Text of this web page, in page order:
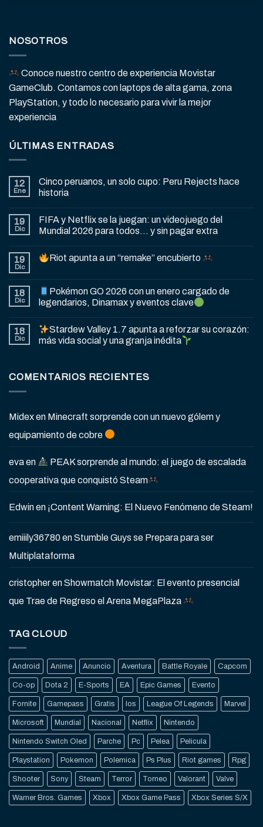
NOSOTROS
Conoce nuestro centro de experiencia Movistar
GameClub. Contamos con laptops de alta gama, zona
PlayStation, y todo lo necesario para vivir la mejor
experiencia
ÚLTIMAS ENTRADAS
12
Ene
Cinco peruanos, un solo cupo: Peru Rejects hace
historia
19
Dic
FIFA y Netflix se la juegan: un videojuego del
Mundial 2026 para todos… y sin pagar extra
19
Dic
Riot apunta a un “remake” encubierto
18
Dic
Pokémon GO 2026 con un enero cargado de
legendarios, Dinamax y eventos clave
18
Dic
Stardew Valley 1.7 apunta a reforzar su corazón:
más vida social y una granja inédita
COMENTARIOS RECIENTES
Midexen Minecraft sorprende con un nuevo gólem y
equipamiento de cobre
evaen
PEAK sorprende al mundo: el juego de escalada
cooperativa que conquistó Steam
Edwinen ¡Content Warning: El Nuevo Fenómeno de Steam!
emiiily36780enStumble Guys se Prepara para ser
Multiplataforma
cristopherenShowmatch Movistar: El evento presencial
que Trae de Regreso el Arena MegaPlaza
TAG CLOUD
Android Anime Anuncio Aventura Battle Royale Capcom
Co-op Dota 2 E-Sports EA Epic Games Evento
Fornite Gamepass Gratis Ios League Of Legends Marvel
Microsoft Mundial Nacional Netflix Nintendo
Nintendo Switch Oled Parche Pc Pelea Pelicula
Playstation Pokemon Polemica Ps Plus Riot games Rpg
Shooter Sony Steam Terror Torneo Valorant Valve
Warner Bros. Games Xbox Xbox Game Pass Xbox Series S/X